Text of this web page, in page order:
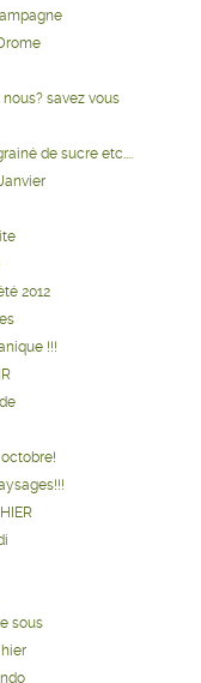
savez vous
de sucre etc....
2012
!!!
sous